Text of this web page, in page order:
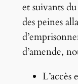
et suivants
des peines
d’amende,